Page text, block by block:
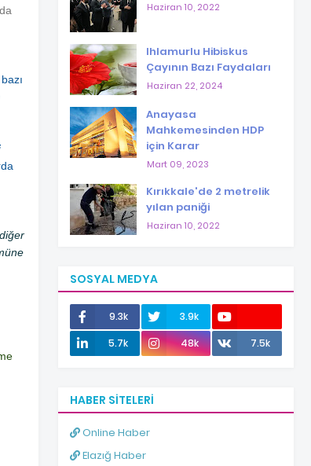
Haziran 10, 2022
Ihlamurlu Hibiskus
Çayının Bazı Faydaları
Haziran 22, 2024
Anayasa
Mahkemesinden HDP
için Karar
Mart 09, 2023
Kırıkkale'de 2 metrelik
yılan paniği
Haziran 10, 2022
SOSYAL MEDYA
9.3k
3.9k
12.0k
5.7k 48k 7.5k
HABER SITELERI
Online Haber
Elazığ Haber